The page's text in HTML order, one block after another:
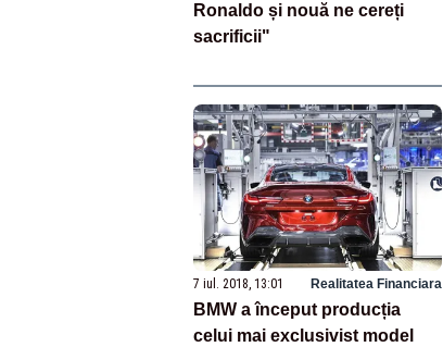
Ronaldo și nouă ne cereți
sacrificii"
7 iul. 2018, 13:01 Realitatea Financiara
BMW a început producția
celui mai exclusivist model